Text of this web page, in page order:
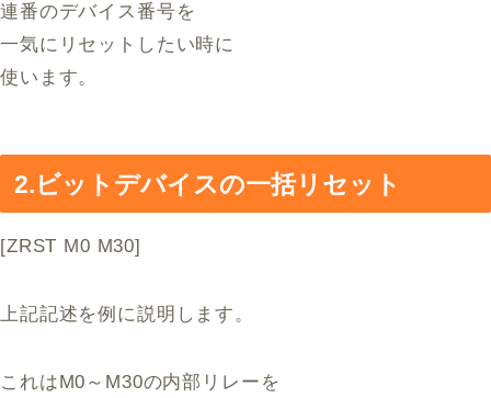
連番のデバイス番号を
一気にリセットしたい時に
使います。
2.ビットデバイスの一括リセット
[ZRST M0 M30]
上記記述を例に説明します。
これはM0～M30の内部リレーを